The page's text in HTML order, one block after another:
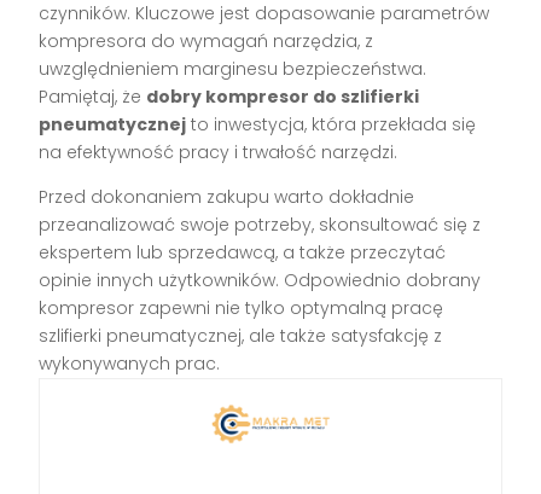
czynników. Kluczowe jest dopasowanie parametrów
kompresora do wymagań narzędzia, z
uwzględnieniem marginesu bezpieczeństwa.
Pamiętaj, że dobry kompresor do szlifierki
pneumatycznej to inwestycja, która przekłada się
na efektywność pracy i trwałość narzędzi.
Przed dokonaniem zakupu warto dokładnie
przeanalizować swoje potrzeby, skonsultować się z
ekspertem lub sprzedawcą, a także przeczytać
opinie innych użytkowników. Odpowiednio dobrany
kompresor zapewni nie tylko optymalną pracę
szlifierki pneumatycznej, ale także satysfakcję z
wykonywanych prac.